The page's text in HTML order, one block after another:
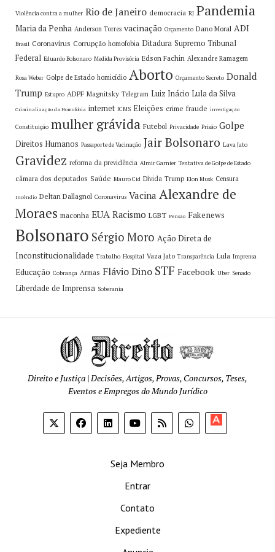
Violência contra a mulher Rio de Janeiro democracia RJ Pandemia
Maria da Penha Anderson Torres vacinação Orçamento Dano Moral ADI
Brasil Coronavírus Corrupção homofobia Ditadura Supremo Tribunal
Federal Eduardo Bolsonaro Medida Provisória Edson Fachin Alexandre Ramagem
Rosa Weber Golpe de Estado homicídio Aborto Orçamento Secreto Donald
Trump Estupro ADPF Magnitsky Telegram Luiz Inácio Lula da Silva
Criminalização da Homofobia internet ICMS Eleições crime fraude investigação
Constituição mulher grávida Futebol Privacidade Prisão Golpe
Direitos Humanos Passaporte de Vacinação Jair Bolsonaro Lava Jato
Gravidez reforma da previdência Almir Garnier Tentativa de Golpe de Estado
câmara dos deputados Saúde Mauro Cid Dívida Trump Elon Musk Censura
Incêndio Deltan Dallagnol Coronavirus Vacina Alexandre de
Moraes maconha EUA Racismo LGBT Pensão Fakenews
Bolsonaro Sérgio Moro Ação Direta de
Inconstitucionalidade Trabalho Hospital Vaza Jato Transparência Lula Imprensa
Educação Cobrança Armas Flávio Dino STF Facebook Uber Senado
Liberdade de Imprensa Soberania
Direito e Justiça | Decisões, Artigos, Provas, Concursos, Teses,
Eventos e Empregos do Mundo Jurídico
Seja Membro
Entrar
Contato
Expediente